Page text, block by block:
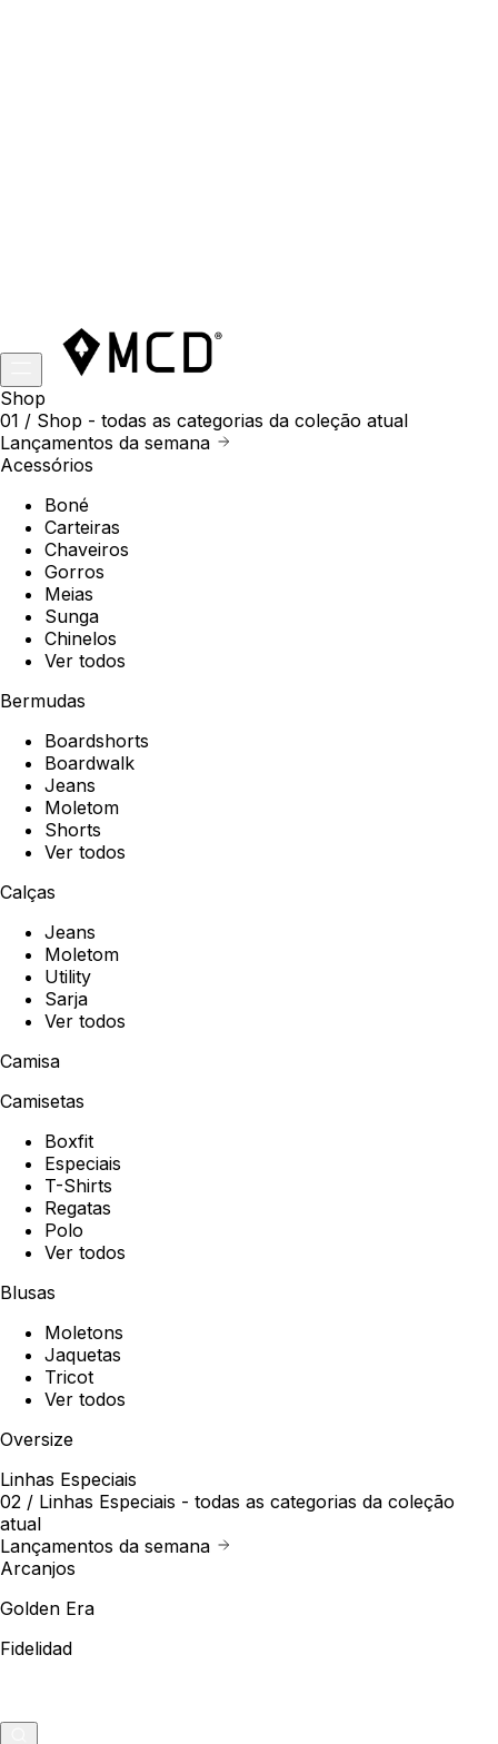
Shop
01 / Shop - todas as categorias da coleção atual
Lançamentos da semana
Acessórios
Boné
Carteiras
Chaveiros
Gorros
Meias
Sunga
Chinelos
Ver todos
Bermudas
Boardshorts
Boardwalk
Jeans
Moletom
Shorts
Ver todos
Calças
Jeans
Moletom
Utility
Sarja
Ver todos
Camisa
Camisetas
Boxfit
Especiais
T-Shirts
Regatas
Polo
Ver todos
Blusas
Moletons
Jaquetas
Tricot
Ver todos
Oversize
Linhas Especiais
02 / Linhas Especiais - todas as categorias da coleção
atual
Lançamentos da semana
Arcanjos
Golden Era
Fidelidad